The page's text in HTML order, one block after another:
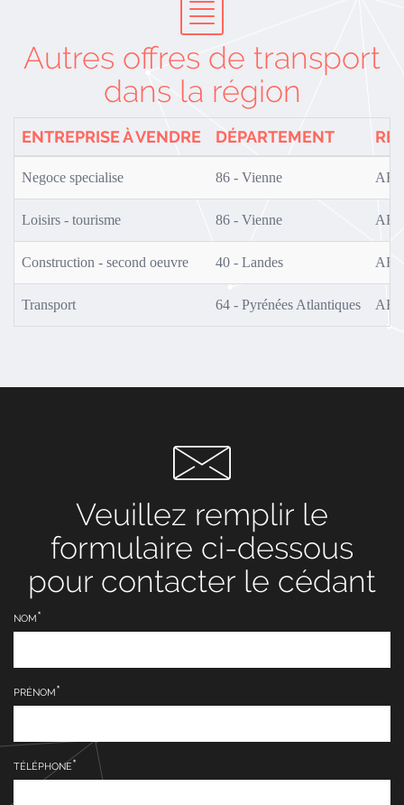
Autres offres de transport
dans la région
ENTREPRISE À VENDRE DÉPARTEMENT
Negoce specialise 86 - Vienne
Loisirs - tourisme 86 - Vienne
Construction - second oeuvre 40 - Landes
Transport 64 - Pyrénées Atlantiques
Veuillez remplir le
formulaire ci-dessous
pour contacter le cédant
NOM
PRÉNOM
TÉLÉPHONE